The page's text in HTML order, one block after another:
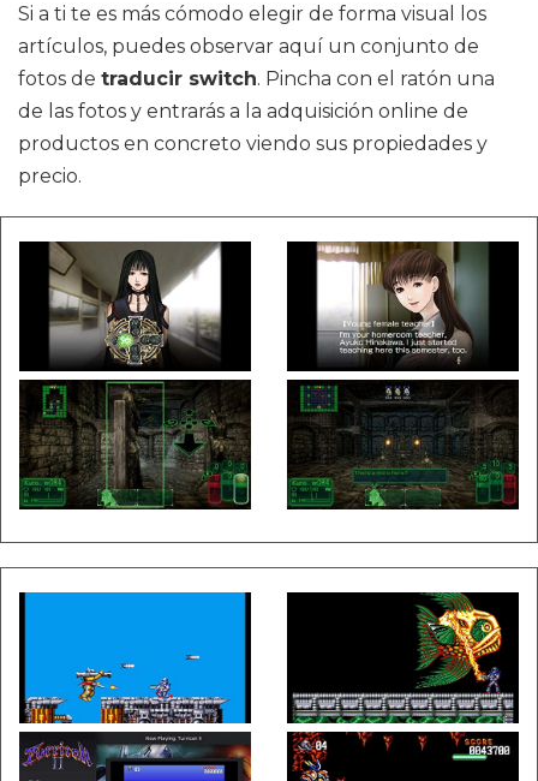
Si a ti te es más cómodo elegir de forma visual los
artículos, puedes observar aquí un conjunto de
fotos de traducir switch. Pincha con el ratón una
de las fotos y entrarás a la adquisición online de
productos en concreto viendo sus propiedades y
precio.